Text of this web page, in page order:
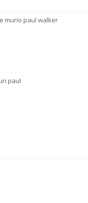
murio paul walker
paul